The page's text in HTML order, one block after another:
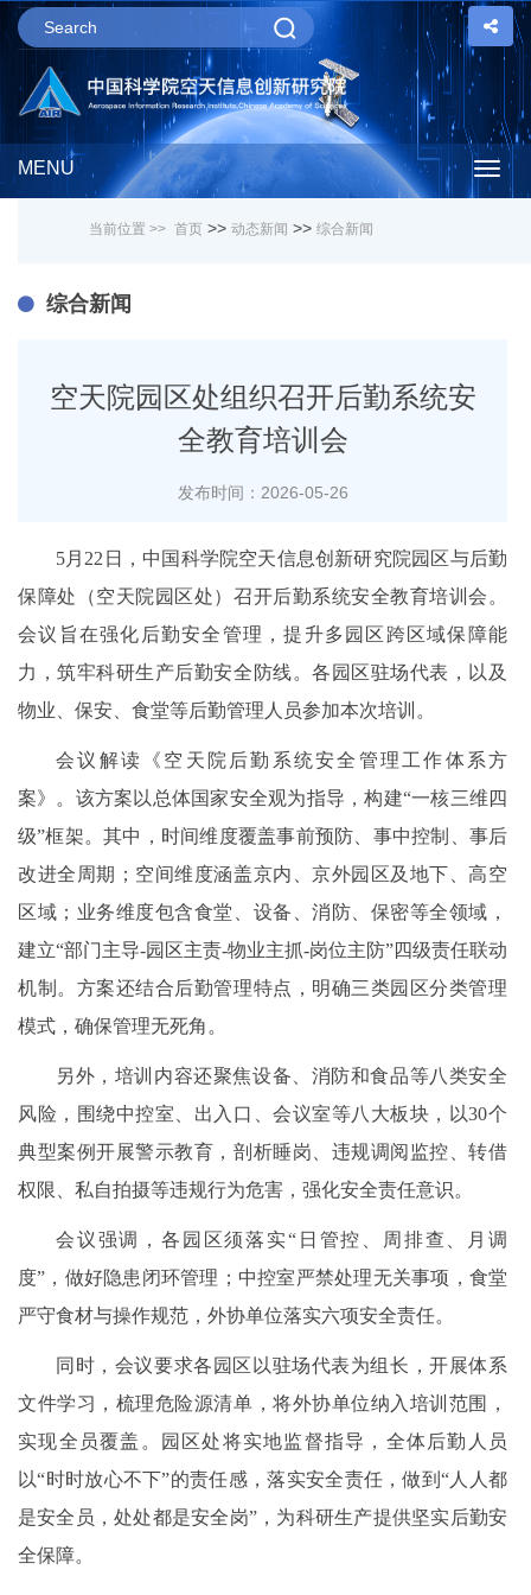
MENU
当前位置 >> 首页 >> 动态新闻 >> 综合新闻
综合新闻
空天院园区处组织召开后勤系统安
全教育培训会
发布时间：2026-05-26
5月22日，中国科学院空天信息创新研究院园区与后勤
保障处（空天院园区处）召开后勤系统安全教育培训会。
会议旨在强化后勤安全管理，提升多园区跨区域保障能
力，筑牢科研生产后勤安全防线。各园区驻场代表，以及
物业、保安、食堂等后勤管理人员参加本次培训。
会议解读《空天院后勤系统安全管理工作体系方
案》。该方案以总体国家安全观为指导，构建“一核三维四
级”框架。其中，时间维度覆盖事前预防、事中控制、事后
改进全周期；空间维度涵盖京内、京外园区及地下、高空
区域；业务维度包含食堂、设备、消防、保密等全领域，
建立“部门主导-园区主责-物业主抓-岗位主防”四级责任联动
机制。方案还结合后勤管理特点，明确三类园区分类管理
模式，确保管理无死角。
另外，培训内容还聚焦设备、消防和食品等八类安全
风险，围绕中控室、出入口、会议室等八大板块，以30个
典型案例开展警示教育，剖析睡岗、违规调阅监控、转借
权限、私自拍摄等违规行为危害，强化安全责任意识。
会议强调，各园区须落实“日管控、周排查、月调
度”，做好隐患闭环管理；中控室严禁处理无关事项，食堂
严守食材与操作规范，外协单位落实六项安全责任。
同时，会议要求各园区以驻场代表为组长，开展体系
文件学习，梳理危险源清单，将外协单位纳入培训范围，
实现全员覆盖。园区处将实地监督指导，全体后勤人员
以“时时放心不下”的责任感，落实安全责任，做到“人人都
是安全员，处处都是安全岗”，为科研生产提供坚实后勤安
全保障。